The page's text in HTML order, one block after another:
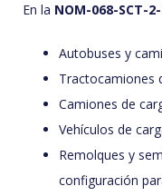
En la NOM-068-SCT-
Autobuses y
Tractocamiones
Camiones de
Vehículos de
Remolques y
configuración